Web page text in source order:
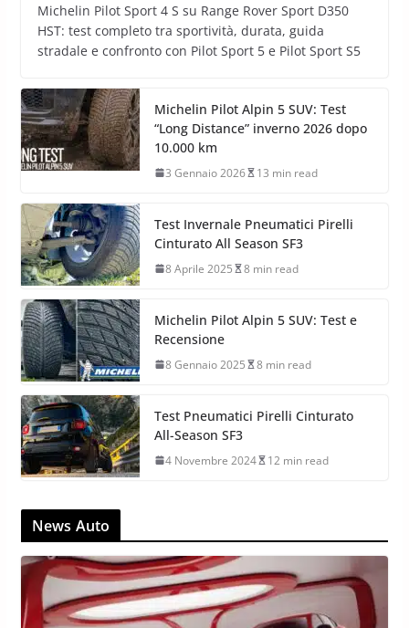
Michelin Pilot Sport 4 S su Range Rover Sport D350
HST: test completo tra sportività, durata, guida
stradale e confronto con Pilot Sport 5 e Pilot Sport S5
Michelin Pilot Alpin 5 SUV: Test
“Long Distance” inverno 2026 dopo
10.000 km
3 Gennaio 2026 13 min read
Test Invernale Pneumatici Pirelli
Cinturato All Season SF3
8 Aprile 2025 8 min read
Michelin Pilot Alpin 5 SUV: Test e
Recensione
8 Gennaio 2025 8 min read
Test Pneumatici Pirelli Cinturato
All-Season SF3
4 Novembre 2024 12 min read
News Auto